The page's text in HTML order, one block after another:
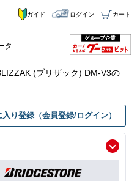
タ
ガイド ログイン カート
(ブリザック) DM-V3の
入り登録（会員登録/ログイン）